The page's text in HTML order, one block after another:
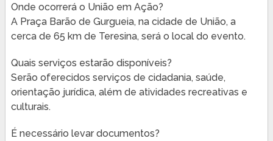
Onde ocorrerá o União em Ação?
A Praça Barão de Gurgueia, na cidade de União, a
cerca de 65 km de Teresina, será o local do evento.
Quais serviços estarão disponíveis?
Serão oferecidos serviços de cidadania, saúde,
orientação jurídica, além de atividades recreativas e
culturais.
É necessário levar documentos?